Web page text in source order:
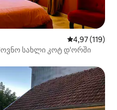
საშუალო
4,97 (119)
სახლი კოტ დ'ორში